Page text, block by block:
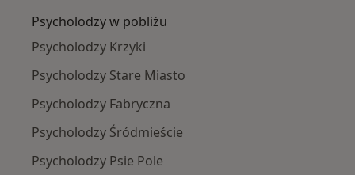
Psycholodzy w pobliżu
Psycholodzy Krzyki
Psycholodzy Stare Miasto
Psycholodzy Fabryczna
Psycholodzy Śródmieście
Psycholodzy Psie Pole